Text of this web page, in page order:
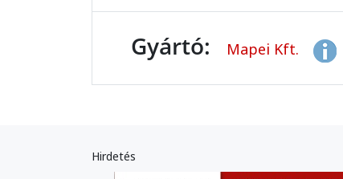
Gyártó: Mapei Kft.
Hirdetés